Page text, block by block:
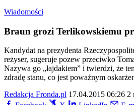
Wiadomości
Braun grozi Terlikowskiemu
Kandydat na prezydenta
reżyser, sugeruje pozew przeciwko
Nazywa go „łajdakiem” i twierdzi, że
zdradę stanu, co jest poważnym
Redakcja Fronda.pl 17.04.2015 06:26 2